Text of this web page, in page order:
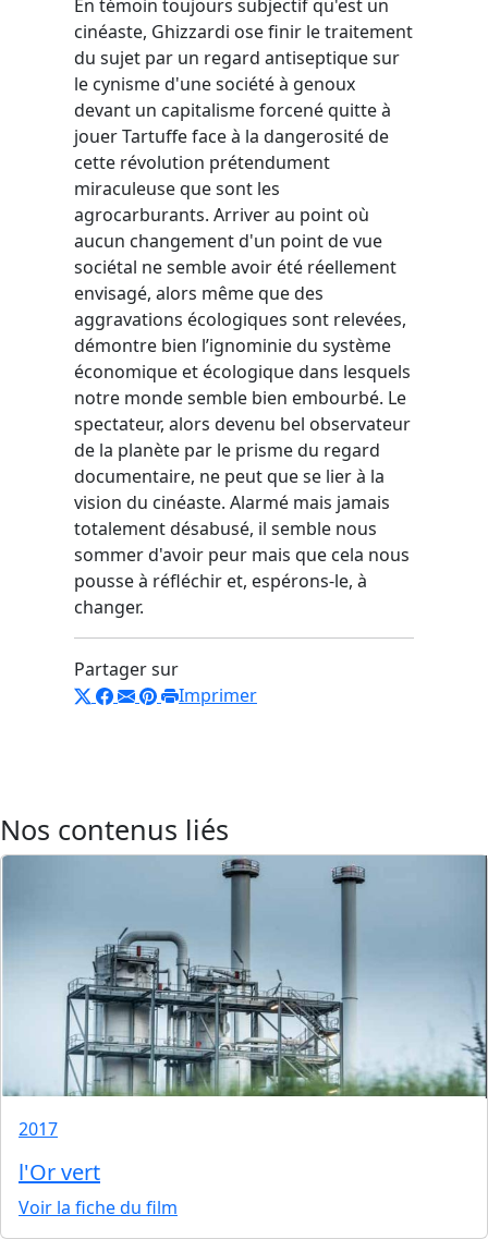
En témoin toujours subjectif qu'est un
cinéaste, Ghizzardi ose finir le traitement
du sujet par un regard antiseptique sur
le cynisme d'une société à genoux
devant un capitalisme forcené quitte à
jouer Tartuffe face à la dangerosité de
cette révolution prétendument
miraculeuse que sont les
agrocarburants. Arriver au point où
aucun changement d'un point de vue
sociétal ne semble avoir été réellement
envisagé, alors même que des
aggravations écologiques sont relevées,
démontre bien l’ignominie du système
économique et écologique dans lesquels
notre monde semble bien embourbé. Le
spectateur, alors devenu bel observateur
de la planète par le prisme du regard
documentaire, ne peut que se lier à la
vision du cinéaste. Alarmé mais jamais
totalement désabusé, il semble nous
sommer d'avoir peur mais que cela nous
pousse à réfléchir et, espérons-le, à
changer.
Partager sur
Imprimer
Nos contenus liés
2017
l'Or vert
Voir la fiche du film